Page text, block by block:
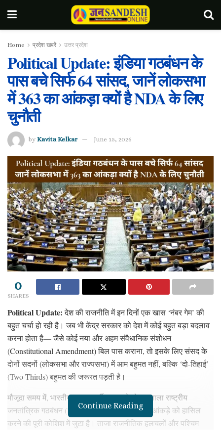
Home प्रदेश खबरें उत्तर प्रदेश
Political Update: इंडिया गठबंधन के
पास बचे सिर्फ 64 सांसद, जानें लोकसभा
में 363 का आंकड़ा क्यों है NDA के लिए
चुनौती
by Kavita Kelkar June 15, 2026
0
SHARES
Political Update:देश की राजनीति में इन दिनों एक खास ‘नंबर गेम’ की
बहुत चर्चा हो रही है। जब भी केंद्र सरकार को देश में कोई बहुत बड़ा बदलाव
करना होता है— जैसे कोई नया और अहम संवैधानिक संशोधन
(Constitutional Amendment) बिल पास कराना, तो इसके लिए संसद के
दोनों सदनों (लोकसभा और राज्यसभा) में आम बहुमत नहीं, बल्कि ‘दो-तिहाई’
(Two-Thirds) बहुमत की जरूरत पड़ती है।
मौजूदा समय में, भारतीय जनता पार्टी (BJP) के नेतृत्व वाला राष्ट्रीय
जनतांत्रिक गठबंधन (NDA) इसी दो-तिहाई के जादुई आंकड़े को हासिल
करने की पूरी कोशिश में जुटा है। ताजा राजनीतिक हलचलों और पश्चिम
Continue Reading